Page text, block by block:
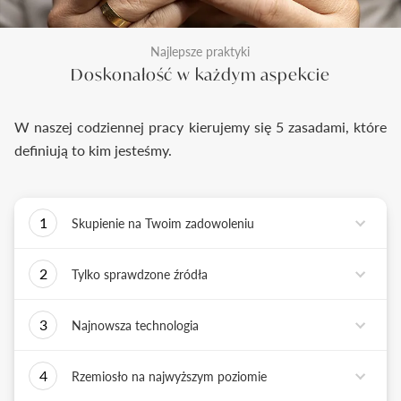
Najlepsze praktyki
Doskonałość w każdym aspekcie
W naszej codziennej pracy kierujemy się 5 zasadami, które
definiują to kim jesteśmy.
1
Skupienie na Twoim zadowoleniu
zadanie - dostarczyć Ci biżuterię i doświadczenie,
2
Tylko sprawdzone źródła
sprawdzonych źródłach pochodzenia i
potwierdzone jest wieloletnią obecnością na rynku.
3
Najnowsza technologia
złotniczego z możliwościami najnowszych
4
Rzemiosło na najwyższym poziomie